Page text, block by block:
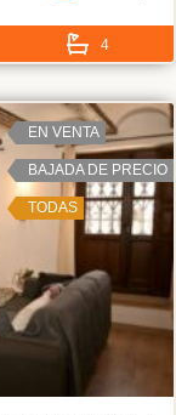
4
EN VENTA
BAJADA DE PRECIO
TODAS